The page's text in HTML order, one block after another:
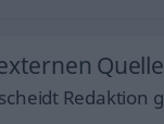
Redaktion